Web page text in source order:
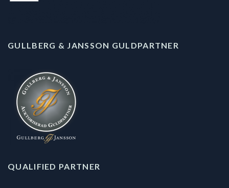
GULLBERG & JANSSON GULDPARTNER
QUALIFIED PARTNER